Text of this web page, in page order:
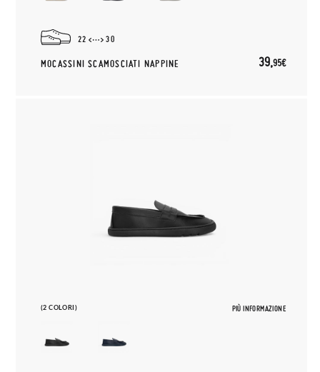
22 30
MOCASSINI SCAMOSCIATI NAPPINE 39,95€
(2 COLORI) PIÙ INFORMAZIONE